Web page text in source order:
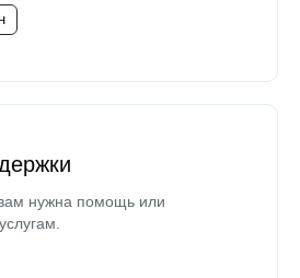
нужна помощь или